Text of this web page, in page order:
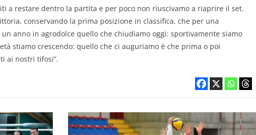
a restare dentro la partita e per poco non riuscivamo a riaprire il set.
conservando la prima posizione in classifica, che per una
anno in agrodolce quello che chiudiamo oggi: sportivamente siamo
stiamo crescendo: quello che ci auguriamo è che prima o poi
ai nostri tifosi”.